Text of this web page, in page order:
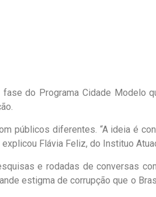
do Programa Cidade Modelo
públicos diferentes. “A ideia é
Flávia Feliz, do Instituo
e rodadas de conversas
estigma de corrupção que o